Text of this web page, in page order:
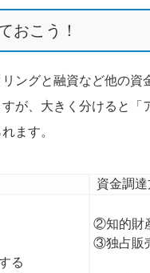
おこう！
ングと融資など他の資
が、大きく分けると「
ます。
資金調
る
②知的財
③独占販